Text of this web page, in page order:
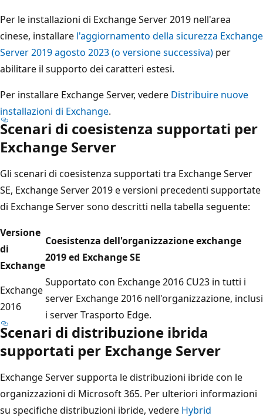
Per le installazioni di Exchange Server 2019 nell'area
cinese, installare l'aggiornamento della sicurezza Exchange
Server 2019 agosto 2023 (o versione successiva) per
abilitare il supporto dei caratteri estesi.
Per installare Exchange Server, vedere Distribuire nuove
installazioni di Exchange.
Scenari di coesistenza supportati per
Exchange Server
Gli scenari di coesistenza supportati tra Exchange Server
SE, Exchange Server 2019 e versioni precedenti supportate
di Exchange Server sono descritti nella tabella seguente:
Versione
di
Exchange
Coesistenza dell'organizzazione exchange
2019 ed Exchange SE
Exchange
2016
Supportato con Exchange 2016 CU23 in tutti i
server Exchange 2016 nell'organizzazione, inclusi
i server Trasporto Edge.
Scenari di distribuzione ibrida
supportati per Exchange Server
Exchange Server supporta le distribuzioni ibride con le
organizzazioni di Microsoft 365. Per ulteriori informazioni
su specifiche distribuzioni ibride, vedere Hybrid